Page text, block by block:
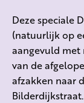
Deze speciale
(natuurlijk op
aangevuld met
van de
afzakken naar
Bilderdijkstraat.